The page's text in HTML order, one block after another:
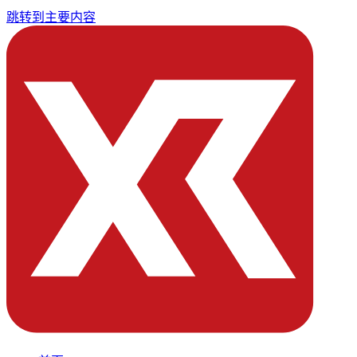
跳转到主要内容